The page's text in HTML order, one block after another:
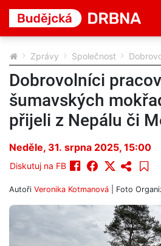
Zprávy Společnost
Dobrovolníci
šumavských
přijeli z Nepálu či
Neděle, 31. srpna 2025, 15:00
Diskutuj na FB
Autoři Veronika Kotmanová | Foto